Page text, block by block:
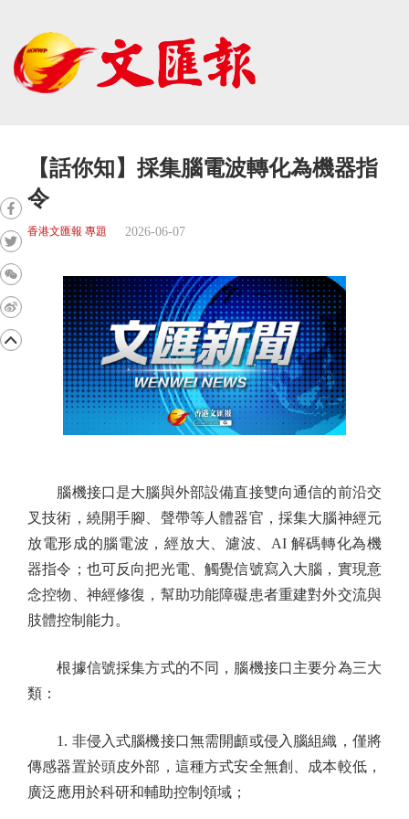
【話你知】採集腦電波轉化為機器指
令
香港文匯報 專題 2026-06-07
腦機接口是大腦與外部設備直接雙向通信的前沿交
叉技術，繞開手腳、聲帶等人體器官，採集大腦神經元
放電形成的腦電波，經放大、濾波、AI 解碼轉化為機
器指令；也可反向把光電、觸覺信號寫入大腦，實現意
念控物、神經修復，幫助功能障礙患者重建對外交流與
肢體控制能力。
根據信號採集方式的不同，腦機接口主要分為三大
類：
1. 非侵入式腦機接口無需開顱或侵入腦組織，僅將
傳感器置於頭皮外部，這種方式安全無創、成本較低，
廣泛應用於科研和輔助控制領域；